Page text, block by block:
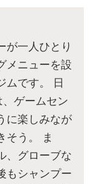
が一人ひとり
メニューを設
ムです。 日
ゲームセン
に楽しみなが
そう。 ま
、グローブな
もシャンプー